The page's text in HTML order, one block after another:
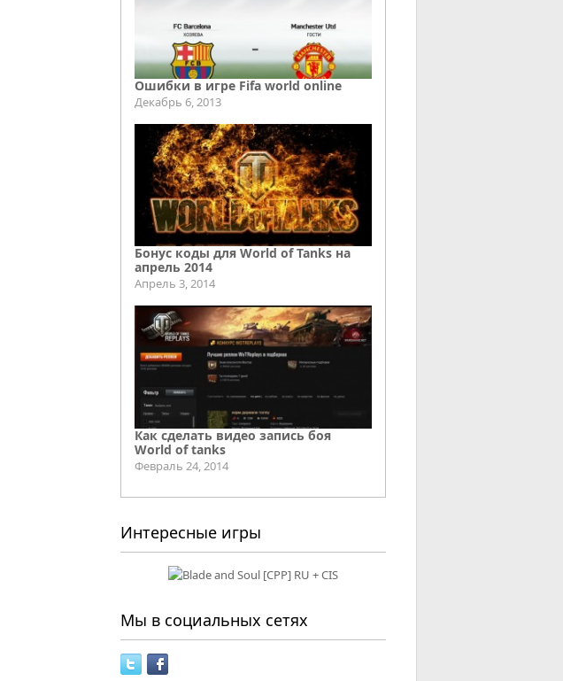
Ошибки в игре Fifa world online
Декабрь 6, 2013
Бонус коды для World of Tanks на
апрель 2014
Апрель 3, 2014
Как сделать видео запись боя
World of tanks
Февраль 24, 2014
Интересные игры
Мы в социальных сетях